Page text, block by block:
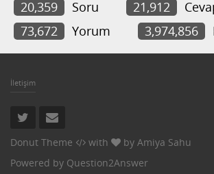
20,359 Soru 21,912
73,672
Yorum 3,974,856
İletişim
Donut Theme with by Amiya Sahu
Powered by Question2Answer